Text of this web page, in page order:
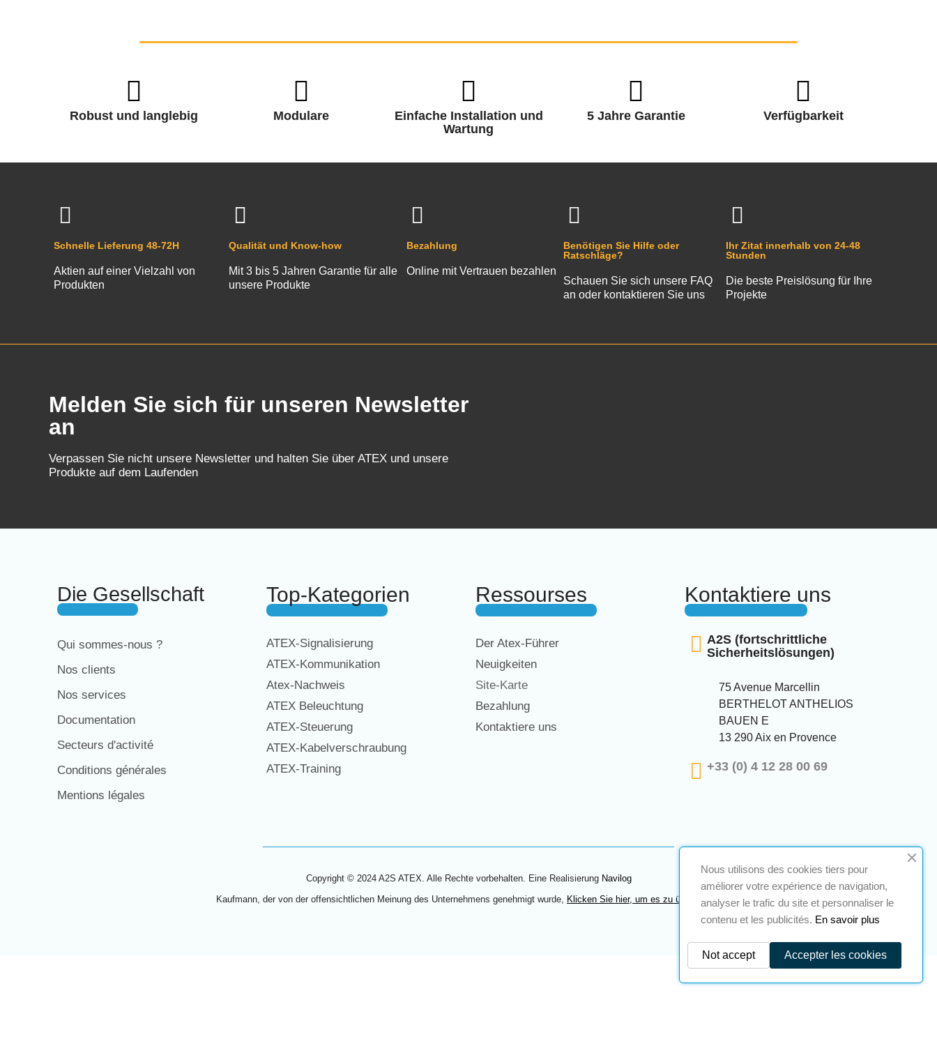
Robust und langlebig Modulare
Einfache Installation und
Wartung
5 Jahre Garantie Verfügbarkeit
Schnelle Lieferung 48-72H
Aktien auf einer Vielzahl von
Produkten
Qualität und Know-how
Mit 3 bis 5 Jahren Garantie für alle
unsere Produkte
Bezahlung
Online mit Vertrauen bezahlen
Benötigen Sie Hilfe oder
Ratschläge?
Schauen Sie sich unsere FAQ
an oder kontaktieren Sie uns
Ihr Zitat innerhalb von 24-48
Stunden
Die beste Preislösung für Ihre
Projekte
Melden Sie sich für unseren Newsletter
an
Verpassen Sie nicht unsere Newsletter und halten Sie über ATEX und unsere
Produkte auf dem Laufenden
Die Gesellschaft
Qui sommes-nous ?
Nos clients
Nos services
Documentation
Secteurs d'activité
Conditions générales
Mentions légales
Top-Kategorien
ATEX-Signalisierung
ATEX-Kommunikation
Atex-Nachweis
ATEX Beleuchtung
ATEX-Steuerung
ATEX-Kabelverschraubung
ATEX-Training
Ressourses
Der Atex-Führer
Neuigkeiten
Site-Karte
Bezahlung
Kontaktiere uns
Kontaktiere uns
A2S (fortschrittliche
Sicherheitslösungen)
75 Avenue Marcellin
BERTHELOT ANTHELIOS
BAUEN E
13 290 Aix en Provence
+33 (0) 4 12 28 00 69
Copyright © 2024 A2S ATEX. Alle Rechte vorbehalten. Eine Realisierung Navilog
Kaufmann, der von der offensichtlichen Meinung des Unternehmens genehmigt wurde, Klicken Sie hier, um es zu überprüfen.
Nous utilisons des cookies tiers pour
améliorer votre expérience de navigation,
analyser le trafic du site et personnaliser le
contenu et les publicités. En savoir plus
Accepter les cookies
Not accept